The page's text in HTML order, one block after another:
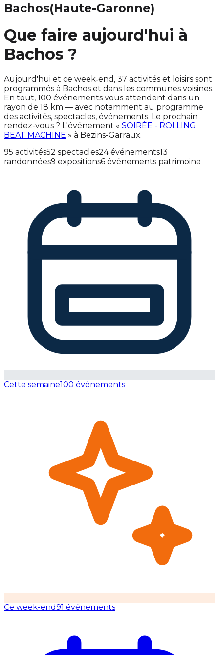
Bachos(Haute-Garonne)
Que faire aujourd'hui à
Bachos ?
Aujourd'hui et ce week‑end, 37 activités et loisirs sont
programmés à Bachos et dans les communes voisines.
En tout, 100 événements vous attendent dans un
rayon de 18 km — avec notamment au programme
des activités, spectacles, événements. Le prochain
rendez-vous ? L'événement « SOIRÉE - ROLLING
BEAT MACHINE » à Bezins-Garraux.
95 activités52 spectacles24 événements13
randonnées9 expositions6 événements patrimoine
Cette semaine100 événements
Ce week-end91 événements